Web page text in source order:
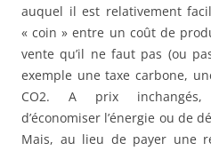
auquel il est relativement
« coin » entre un coût de
vente qu’il ne faut pas (ou
exemple une taxe carbone,
CO2. A prix inchangés,
d’économiser l’énergie ou de
Mais, au lieu de payer une